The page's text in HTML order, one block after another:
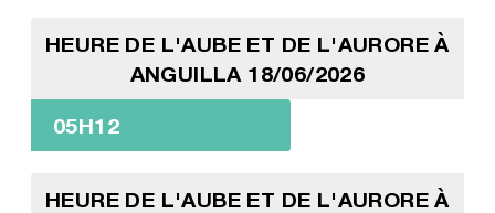
HEURE DE L'AUBE ET DE L'AURORE À
ANGUILLA 18/06/2026
05H12
HEURE DE L'AUBE ET DE L'AURORE À